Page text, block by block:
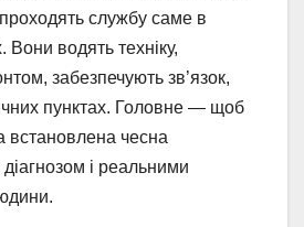
службу саме в
Вони водять техніку,
забезпечують зв’язок,
пунктах. Головне — щоб
встановлена чесна
діагнозом і реальними